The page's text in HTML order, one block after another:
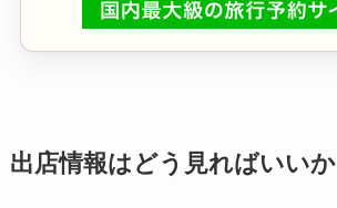
出店情報はどう見ればいいか